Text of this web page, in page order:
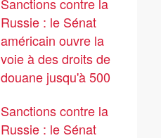
Russie : le Sénat
américain ouvre la
voie à des droits de
douane jusqu'à 500
Sanctions contre la
Russie : le Sénat